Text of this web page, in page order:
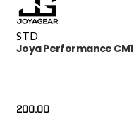
STD
Joya Performance
200.00